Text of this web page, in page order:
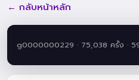
← กลับหน้าหลัก
g0000000229 · 75,038 ครั้ง ·